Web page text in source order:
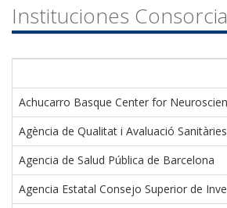
Instituciones
Achucarro Basque Center for
Agència de Qualitat i Avaluació
Agencia de Salud Pública de Barcelona
Agencia Estatal Consejo Superior de